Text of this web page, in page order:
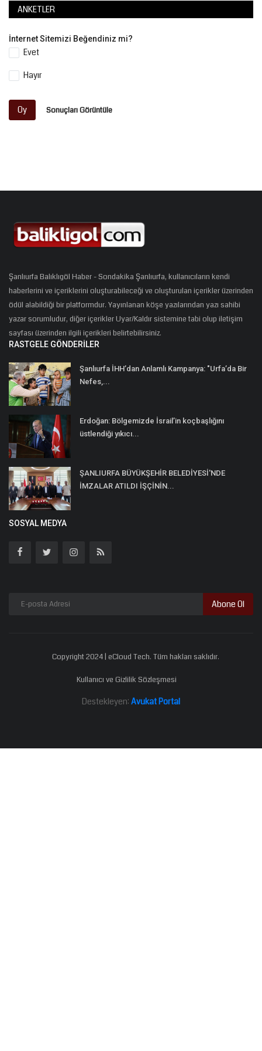
ANKETLER
İnternet Sitemizi Beğendiniz mi?
Evet
Hayır
Oy Sonuçları Görüntüle
Şanlıurfa Balıklıgöl Haber - Sondakika Şanlıurfa, kullanıcıların kendi
haberlerini ve içeriklerini oluşturabileceği ve oluşturulan içerikler üzerinden
ödül alabildiği bir platformdur. Yayınlanan köşe yazılarından yazı sahibi
yazar sorumludur, diğer içerikler Uyar/Kaldır sistemine tabi olup iletişim
sayfası üzerinden ilgili içerikleri belirtebilirsiniz.
RASTGELE GÖNDERILER
Şanlıurfa İHH’dan Anlamlı Kampanya: "Urfa’da Bir
Nefes,...
Erdoğan: Bölgemizde İsrail’in koçbaşlığını
üstlendiği yıkıcı...
ŞANLIURFA BÜYÜKŞEHİR BELEDİYESİ'NDE
İMZALAR ATILDI İŞÇİNİN...
SOSYAL MEDYA
Abone Ol
Copyright 2024 | eCloud Tech. Tüm hakları saklıdır.
Kullanıcı ve Gizlilik Sözleşmesi
Destekleyen: Avukat Portal